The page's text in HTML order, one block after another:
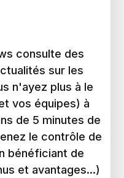
consulte des
sur les
n'ayez plus à le
vos équipes) à
de 5 minutes de
le contrôle de
bénéficiant de
et avantages...)